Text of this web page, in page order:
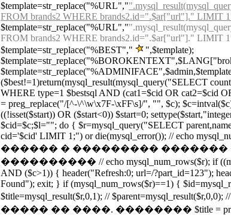
$template=str_replace("%URL","
FROM brands2 WHERE brands2.id=".$ar["url"]." LIMIT
$template=str_replace("%URL","
FROM brands2 WHERE brands2.id=".$ar["url"]." LIMIT
$template=str_replace("%BEST","
",$template);
($best!=1)return(mysql_result(mysql_query("SELECT
WHERE type=1 $bestsql AND (cat1=$cid OR cat2=$cid
= preg_replace("/[^-\^\w\x7F-\xFF\s]/", "", $c);
((!isset($start)) OR ($start<0)) $start=0;
$cid=$c;$l=""; do { $r=mysql_query("SELECT
cid='$cid' LIMIT 1;") or die(mysql_error()); // echo
������ � ��������� �������
���������� // echo mysql_num_rows($r); if
AND ($c>1)) { header("Refresh:0; url=/?part_id=123");
Found"); exit; } if (mysql_num_rows($r)==1) {
$title=mysql_result($r,0,1); //
����� �� ����. �������� $title =